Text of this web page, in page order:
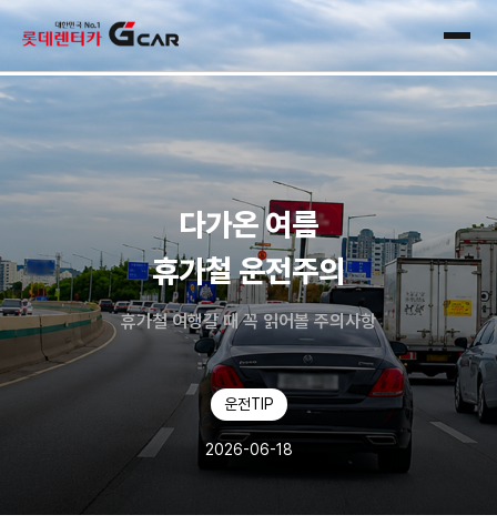
skip navigation
전체
다가온 여름
휴가철 운전주의
휴가철 여행갈 때 꼭 읽어볼 주의사항
운전TIP
2026-06-18